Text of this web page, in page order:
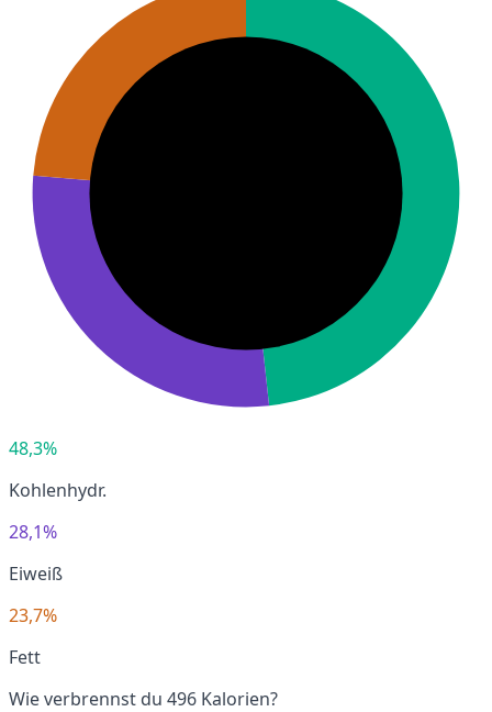
48,3%
Kohlenhydr.
28,1%
Eiweiß
23,7%
Fett
Wie verbrennst du 496 Kalorien?